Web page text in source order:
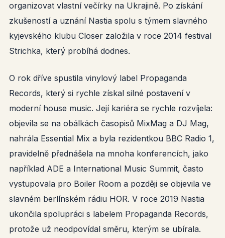
organizovat vlastní večírky na Ukrajině. Po získání
zkušeností a uznání Nastia spolu s týmem slavného
kyjevského klubu Closer založila v roce 2014 festival
Strichka, který probíhá dodnes.
O rok dříve spustila vinylový label Propaganda
Records, který si rychle získal silné postavení v
moderní house music. Její kariéra se rychle rozvíjela:
objevila se na obálkách časopisů MixMag a DJ Mag,
nahrála Essential Mix a byla rezidentkou BBC Radio 1,
pravidelně přednášela na mnoha konferencích, jako
například ADE a International Music Summit, často
vystupovala pro Boiler Room a později se objevila ve
slavném berlínském rádiu HOR. V roce 2019 Nastia
ukončila spolupráci s labelem Propaganda Records,
protože už neodpovídal směru, kterým se ubírala.